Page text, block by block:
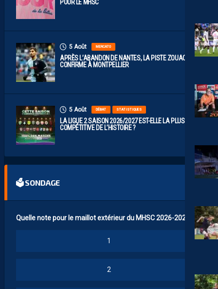
POUR LE MHSC
5 Août MERCATO
APRÈS L’ABANDON DE NANTES, LA PISTE ZOUAOUI SE
CONFIRME À MONTPELLIER
5 Août DÉBAT STATISTIQUES
LA LIGUE 2 SAISON 2026/2027 EST-ELLE LA PLUS
COMPÉTITIVE DE L’HISTOIRE ?
🗳 SONDAGE
Quelle note pour le maillot extérieur du MHSC 2026-2027 ?
1
2